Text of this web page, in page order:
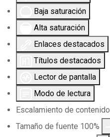
Baja saturación
Alta saturación
Enlaces destacados
Títulos destacados
Lector de pantalla
Modo de lectura
Escalamiento de contenido
Tamaño de fuente 100%